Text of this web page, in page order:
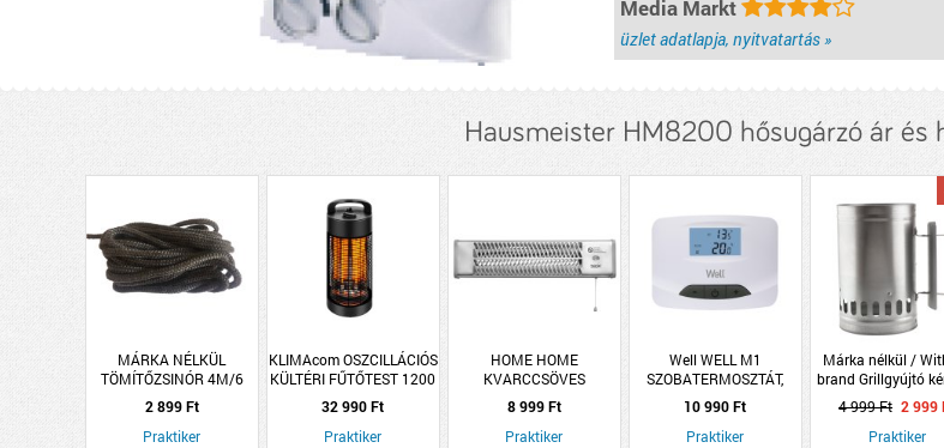
Media Markt
üzlet adatlapja, nyitvatartás »
Hausmeister HM8200 hősugárzó ár és
MÁRKA NÉLKÜL
TÖMÍTŐZSINÓR 4M/6
MM FEKETE KEMÉNY
2 899 Ft
Praktiker
KLIMAcom OSZCILLÁCIÓS
KÜLTÉRI FŰTŐTEST 1200
W 2 FOKOZAT
32 990 Ft
Praktiker
HOME HOME
KVARCCSÖVES
FŰTŐTEST 1200W IPX4
8 999 Ft
Praktiker
Well WELL M1
SZOBATERMOSZTÁT,
DIGITÁLIS, VEZETÉKES
10 990 Ft
Praktiker
Márka nélkül /
brand Grillgyújtó
26,5x17x28cm
4 999 Ft 2 999
Praktiker